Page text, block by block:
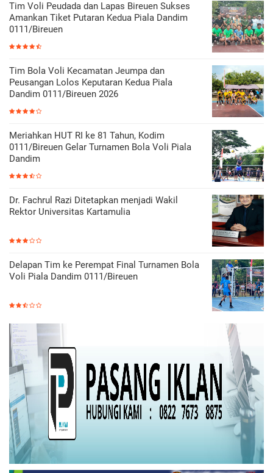
Tim Voli Peudada dan Lapas Bireuen Sukses
Amankan Tiket Putaran Kedua Piala Dandim
0111/Bireuen
Tim Bola Voli Kecamatan Jeumpa dan
Peusangan Lolos Keputaran Kedua Piala
Dandim 0111/Bireuen 2026
Meriahkan HUT RI ke 81 Tahun, Kodim
0111/Bireuen Gelar Turnamen Bola Voli Piala
Dandim
Dr. Fachrul Razi Ditetapkan menjadi Wakil
Rektor Universitas Kartamulia
Delapan Tim ke Perempat Final Turnamen Bola
Voli Piala Dandim 0111/Bireuen